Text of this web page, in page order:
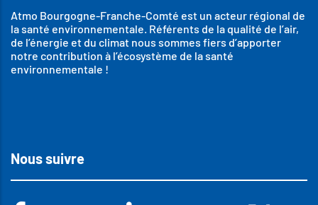
Atmo Bourgogne-Franche-Comté est un acteur régional de
la santé environnementale. Référents de la qualité de l’air,
de l’énergie et du climat nous sommes fiers d’apporter
notre contribution à l’écosystème de la santé
environnementale !
Nous suivre